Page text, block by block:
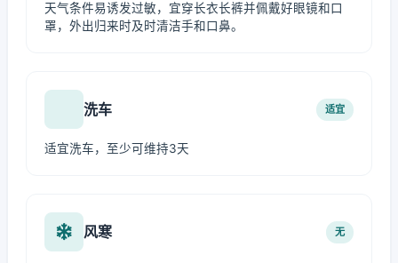
天气条件易诱发过敏，宜穿长衣长裤并佩戴好眼镜和口
罩，外出归来时及时清洁手和口鼻。
洗车 适宜
适宜洗车，至少可维持3天
风寒 无